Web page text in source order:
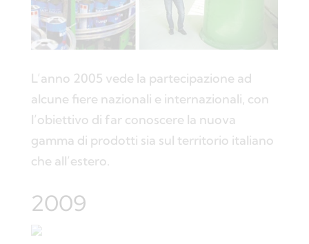
L’anno 2005 vede la partecipazione ad
alcune fiere nazionali e internazionali, con
l’obiettivo di far conoscere la nuova
gamma di prodotti sia sul territorio italiano
che all’estero.
2009